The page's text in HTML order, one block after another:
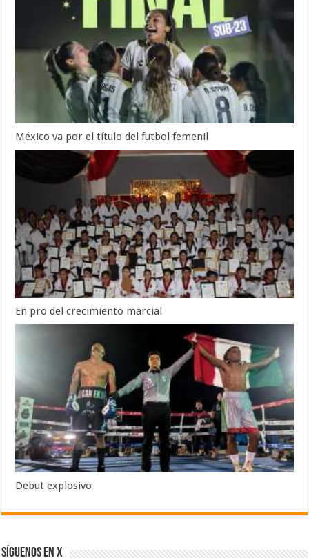
México va por el título del futbol femenil
En pro del crecimiento marcial
Debut explosivo
SÍGUENOS EN X